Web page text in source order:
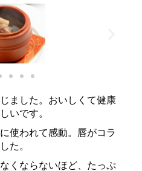
ました。おいしくて健康
いです。
使われて感動。唇がコラ
た。
くならないほど、たっぷ